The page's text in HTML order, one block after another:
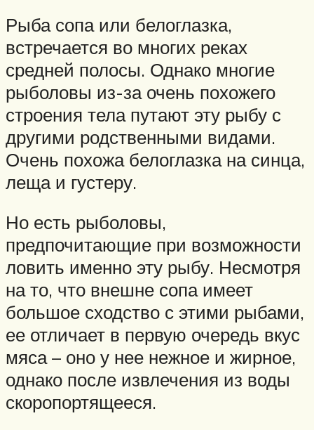
Рыба сопа или белоглазка,
встречается во многих реках
средней полосы. Однако многие
рыболовы из-за очень похожего
строения тела путают эту рыбу с
другими родственными видами.
Очень похожа белоглазка на синца,
леща и густеру.
Но есть рыболовы,
предпочитающие при возможности
ловить именно эту рыбу. Несмотря
на то, что внешне сопа имеет
большое сходство с этими рыбами,
ее отличает в первую очередь вкус
мяса – оно у нее нежное и жирное,
однако после извлечения из воды
скоропортящееся.